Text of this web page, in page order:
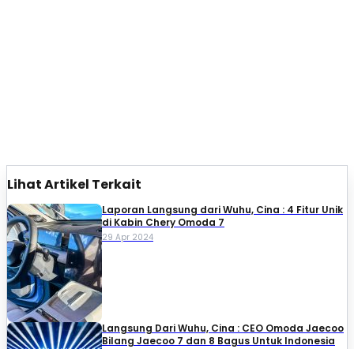
Lihat Artikel Terkait
Laporan Langsung dari Wuhu, Cina : 4 Fitur Unik
di Kabin Chery Omoda 7
29 Apr 2024
Langsung Dari Wuhu, Cina : CEO Omoda Jaecoo
Bilang Jaecoo 7 dan 8 Bagus Untuk Indonesia